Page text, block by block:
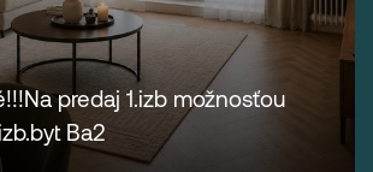
predaj 1.izb možnosťou
Ba2